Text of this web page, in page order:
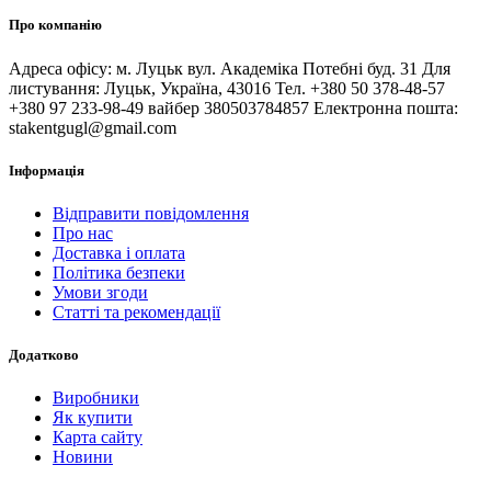
Про компанію
Адреса офісу: м. Луцьк вул. Академіка Потебні буд. 31 Для
листування: Луцьк, Україна, 43016 Тел. +380 50 378-48-57
+380 97 233-98-49 вайбер 380503784857 Електронна пошта:
stakentgugl@gmail.com
Інформація
Відправити повідомлення
Про нас
Доставка і оплата
Політика безпеки
Умови згоди
Статті та рекомендації
Додатково
Виробники
Як купити
Карта сайту
Новини